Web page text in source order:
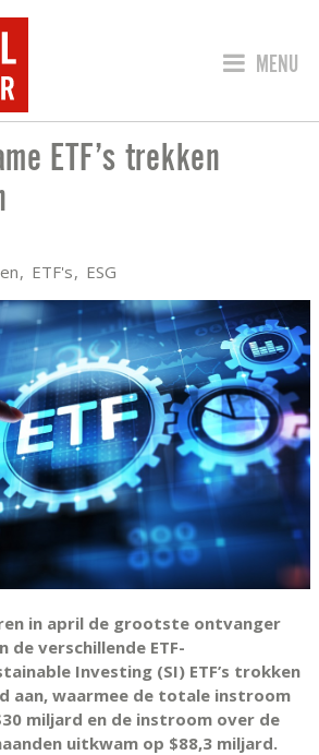
SPRING
MENU
ETF’S TREKKEN
ETF’s trekken
ETF's ESG
in april de grootste ontvanger
de verschillende ETF-
Investing (SI) ETF’s trokken
aan, waarmee de totale instroom
miljard en de instroom over de
uitkwam op $88,3 miljard.